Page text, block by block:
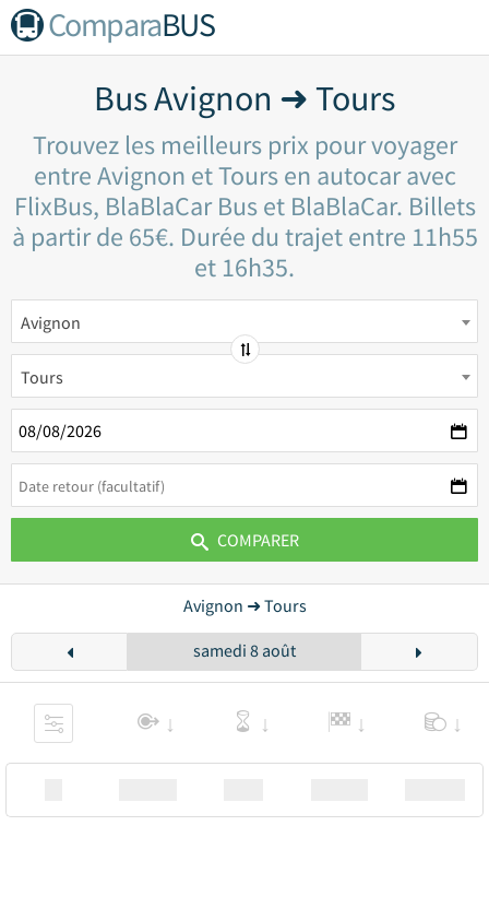
ComparaBUS
Bus Avignon ➜ Tours
Trouvez les meilleurs prix pour voyager
entre Avignon et Tours en autocar avec
FlixBus, BlaBlaCar Bus et BlaBlaCar. Billets
à partir de 65€. Durée du trajet entre 11h55
et 16h35.
Avignon
Tours
COMPARER
Avignon ➜ Tours
samedi 8 août